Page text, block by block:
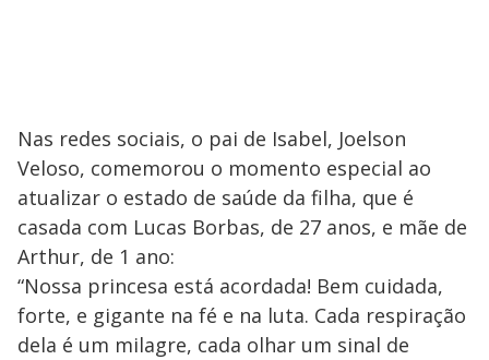
Nas redes sociais, o pai de Isabel, Joelson
Veloso, comemorou o momento especial ao
atualizar o estado de saúde da filha, que é
casada com Lucas Borbas, de 27 anos, e mãe de
Arthur, de 1 ano:
“Nossa princesa está acordada! Bem cuidada,
forte, e gigante na fé e na luta. Cada respiração
dela é um milagre, cada olhar um sinal de